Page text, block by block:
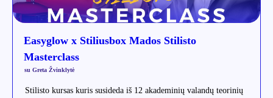
Easyglow x Stiliusbox Mados Stilisto
Masterclass
su Greta Žvinklytė
Stilisto kursas kuris susideda iš 12 akademinių valandų teorinių